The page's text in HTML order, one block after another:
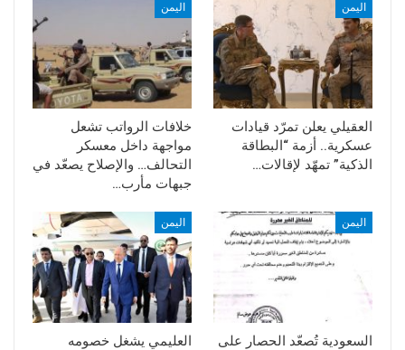
اليمن
العقيلي يعلن تمرّد قيادات
عسكرية.. أزمة “البطاقة
الذكية” تمهّد لإقالات…
اليمن
خلافات الرواتب تشعل
مواجهة داخل معسكر
التحالف… والإصلاح يصعّد في
جبهات مأرب…
اليمن
السعودية تُصعّد الحصار على
اليمن
العليمي يشغل خصومه